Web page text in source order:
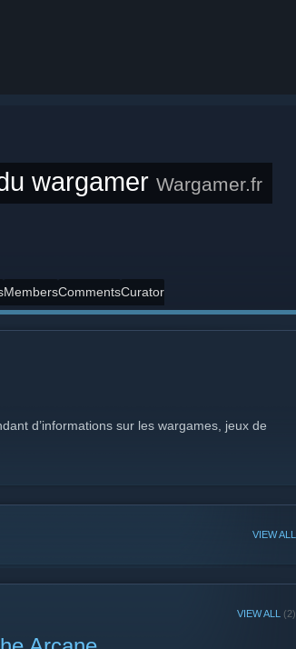
wargamer Wargamer.fr
MembersCommentsCurator
d’informations sur les wargames, jeux de
VIEW ALL
VIEW ALL (2)